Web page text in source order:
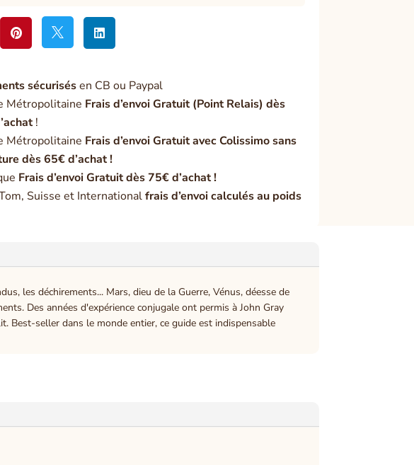
  
s sécurisésen CB ou Paypal
Métropolitaine Frais d’envoi Gratuit (Point Relais) dès
!
Métropolitaine Frais d’envoi Gratuit avec Colissimo sans
dès 65€ d’achat !
Frais d’envoi Gratuit dès 75€ d’achat !
Suisse et Internationalfrais d’envoi calculés au poids
les déchirements... Mars, dieu de la Guerre, Vénus, déesse de
Des années d'expérience conjugale ont permis à John Gray
Best-seller dans le monde entier, ce guide est indispensable